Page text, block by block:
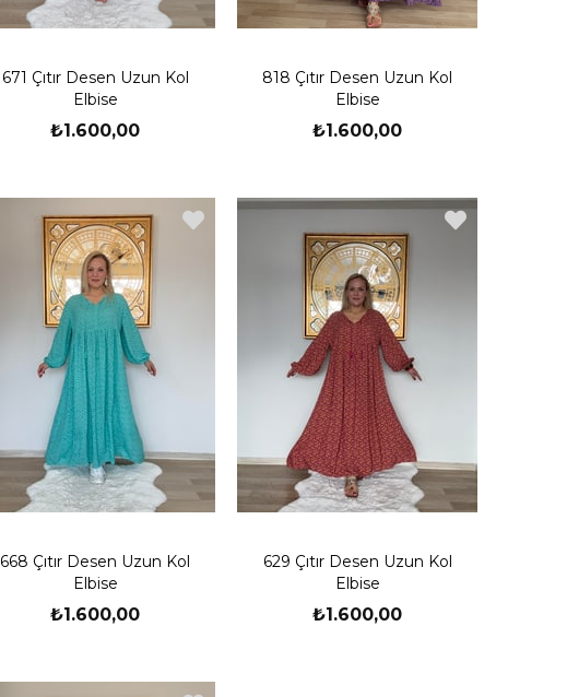
671 Çıtır Desen Uzun Kol
Elbise
₺1.600,00
818 Çıtır Desen Uzun Kol
Elbise
₺1.600,00
668 Çıtır Desen Uzun Kol
Elbise
₺1.600,00
629 Çıtır Desen Uzun Kol
Elbise
₺1.600,00